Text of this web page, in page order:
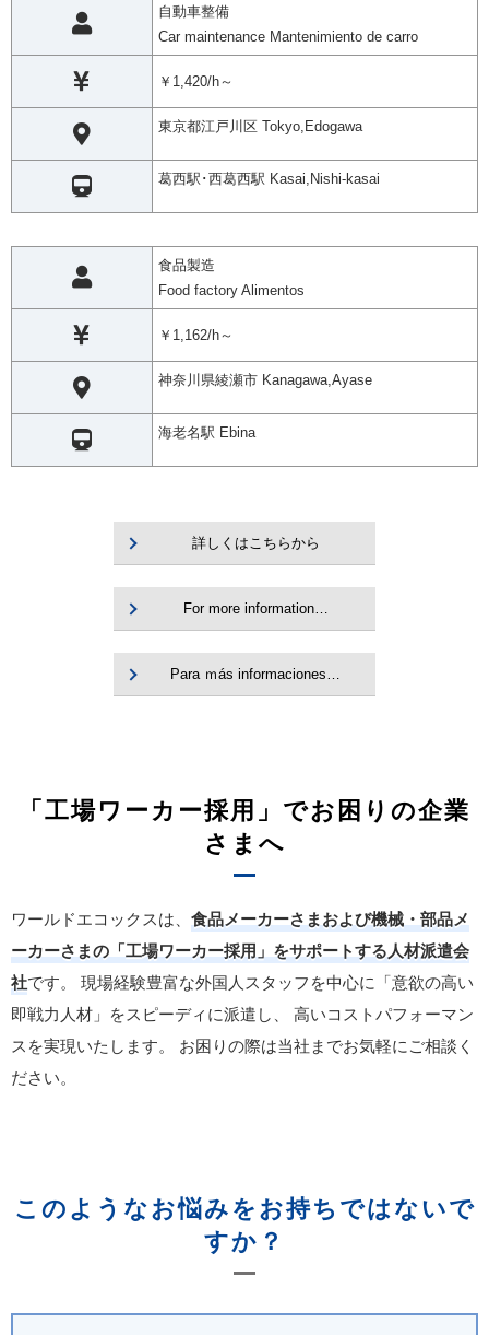
自動車整備
Car maintenance Mantenimiento de carro
￥1,420/h～
東京都江戸川区 Tokyo,Edogawa
葛西駅･西葛西駅 Kasai,Nishi-kasai
食品製造
Food factory Alimentos
￥1,162/h～
神奈川県綾瀬市 Kanagawa,Ayase
海老名駅 Ebina
詳しくはこちらから
For more information…
Para ｍás informaciones…
「工場ワーカー採用」でお困りの企業
さまへ
ワールドエコックスは、 食品メーカーさまおよび機械・部品メ
ーカーさまの「工場ワーカー採用」をサポートする人材派遣会
社です。
現場経験豊富な外国人スタッフを中心に「意欲の高い
即戦力人材」をスピーディに派遣し、
高いコストパフォーマン
スを実現いたします。
お困りの際は当社までお気軽にご相談く
ださい。
このようなお悩みをお持ちではないで
すか？